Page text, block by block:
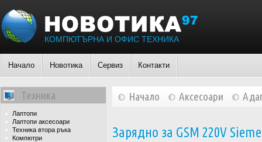
КОМПЮТЪРНА И ОФИС ТЕХНИКА
Начало Новотика Сервиз Контакти
Техника
Лаптопи
Лаптопи аксесоари
Техника втора ръка
Компютри
Начало Аксесоари
Зарядно за GSM 220V